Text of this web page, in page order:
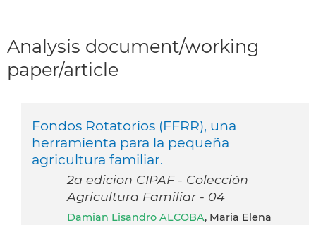
Analysis document/working
paper/article
Fondos Rotatorios (FFRR), una
herramienta para la pequeña
agricultura familiar.
2a edicion CIPAF - Colección
Agricultura Familiar - 04
Damian Lisandro ALCOBA, Maria Elena